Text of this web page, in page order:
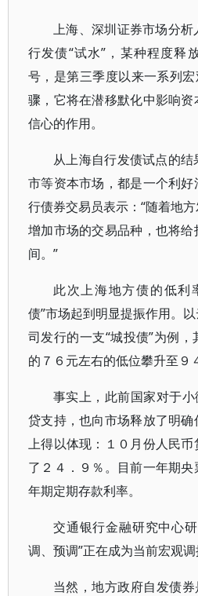
上海、深圳证券市场分
行发债“试水”，某种程度释
号，是第三季度以来一系列
骤，它将在潜移默化中影响
信心的作用。
从上海自行发债试点的
市等资本市场，都是一个利
行债券交易员表示：“随着地
增加市场的交易品种，也将
间。”
此次上海地方债的低利
债”市场起到明显提振作用。
司发行的一支“城投债”为例
的７６元左右的低位攀升至９
事实上，此前国家对于
贷支持，也向市场释放了明
上得以体现：１０月份人民
了２４．９％。目前一年期
年期定期存款利率。
交通银行金融研究中心
调、预调”正在成为当前宏观调
当然，地方政府自发债